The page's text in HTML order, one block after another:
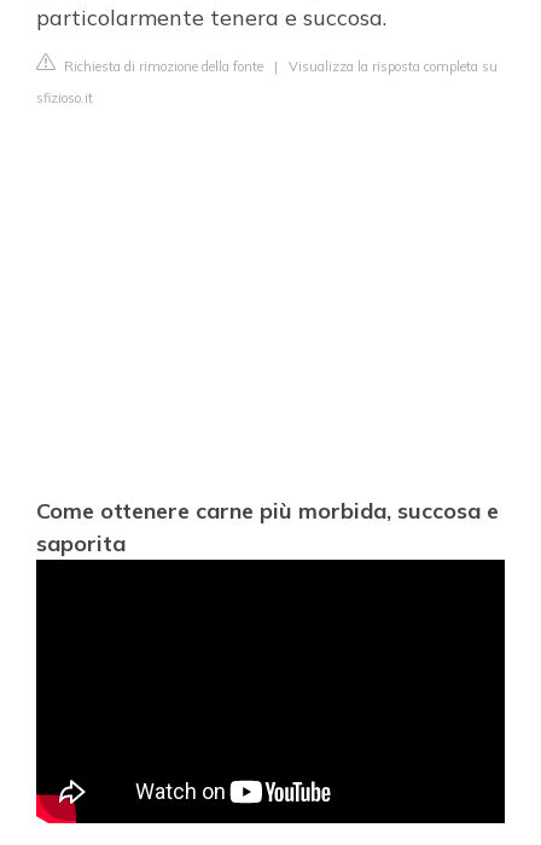
particolarmente tenera e succosa.
Richiesta di rimozione della fonte | Visualizza la risposta completa su
sfizioso.it
Come ottenere carne più morbida, succosa e
saporita